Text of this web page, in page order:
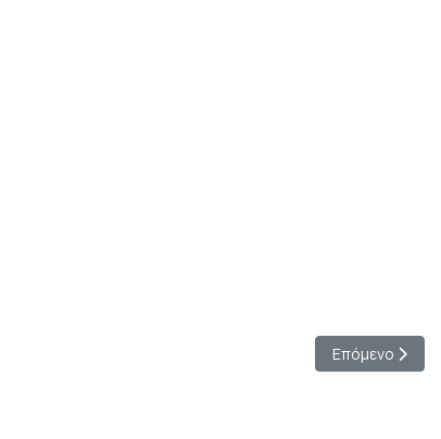
αναφέρει ο βραβευμένος αρχιτέκτονας Επόμενο
Επόμενο